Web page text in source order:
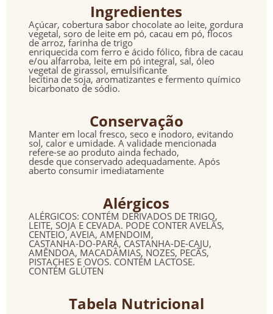
Ingredientes
Açúcar, cobertura sabor chocolate ao leite, gordura
vegetal, soro de leite em pó, cacau em pó, flocos
de arroz, farinha de trigo
enriquecida com ferro e ácido fólico, fibra de cacau
e/ou alfarroba, leite em pó integral, sal, óleo
vegetal de girassol, emulsificante
lecitina de soja, aromatizantes e fermento químico
bicarbonato de sódio.
Conservação
Manter em local fresco, seco e inodoro, evitando
sol, calor e umidade. A validade mencionada
refere-se ao produto ainda fechado,
desde que conservado adequadamente. Após
aberto consumir imediatamente
Alérgicos
ALÉRGICOS: CONTÉM DERIVADOS DE TRIGO,
LEITE, SOJA E CEVADA. PODE CONTER AVELÃS,
CENTEIO, AVEIA, AMENDOIM,
CASTANHA-DO-PARÁ, CASTANHA-DE-CAJU,
AMÊNDOA, MACADÂMIAS, NOZES, PECÃS,
PISTACHES E OVOS. CONTÉM LACTOSE.
CONTÉM GLÚTEN
Tabela Nutricional